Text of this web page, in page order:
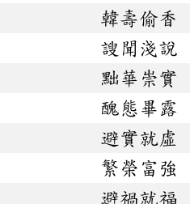
韓壽偷香
謏聞淺說
黜華崇實
醜態畢露
避實就虛
繁榮富強
避禍就福